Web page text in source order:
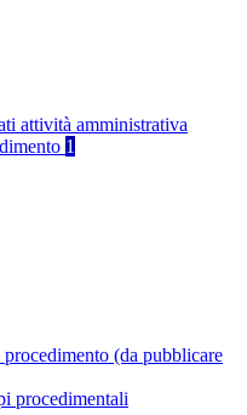
attività amministrativa
1
(da pubblicare
procedimentali